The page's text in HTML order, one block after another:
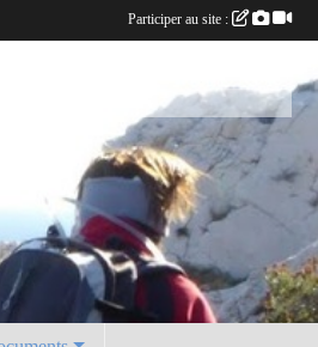
Participer au site :